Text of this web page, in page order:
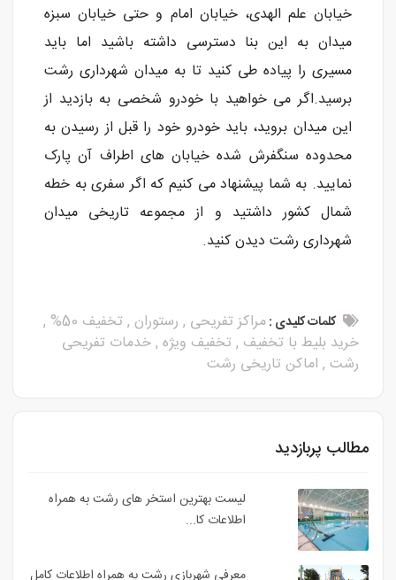
خیابان علم الهدی، خیابان امام و حتی خیابان سبزه
میدان به این بنا دسترسی داشته باشید اما باید
مسیری را پیاده طی کنید تا به میدان شهرداری رشت
برسید.اگر می خواهید با خودرو شخصی به بازدید از
این میدان بروید، باید خودرو خود را قبل از رسیدن به
محدوده سنگفرش شده خیابان های اطراف آن پارک
نمایید. به شما پیشنهاد می کنیم که اگر سفری به خطه
شمال کشور داشتید و از مجموعه تاریخی میدان
شهرداری رشت دیدن کنید.
کلمات کلیدی :مراکز تفریحی , رستوران , تخفیف 50%
,
خرید بلیط با تخفیف , تخفیف ویژه ,خدمات تفریحی
رشت , اماکن تاریخی رشت
مطالب پربازدید
لیست بهترین استخر های رشت به همراه
اطلاعات کا...